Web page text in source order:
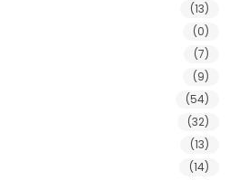
(13)
(0)
(7)
(9)
(54)
(32)
(13)
(14)